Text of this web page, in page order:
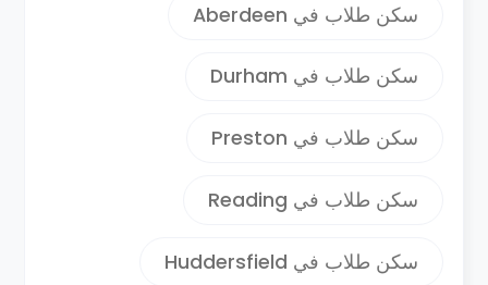
سكن طلاب في Aberdeen
سكن طلاب في Durham
سكن طلاب في Preston
سكن طلاب في Reading
سكن طلاب في Huddersfield